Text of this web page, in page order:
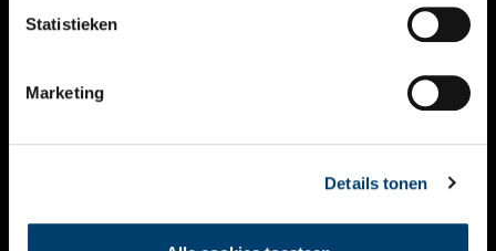
Statistieken
Marketing
Details tonen
THEMA’S
VIDEO’S
CONTACT